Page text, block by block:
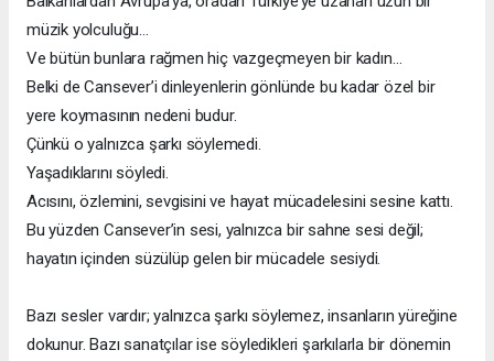
müzik yolculuğu…
Ve bütün bunlara rağmen hiç vazgeçmeyen bir kadın…
Belki de Cansever’i dinleyenlerin gönlünde bu kadar özel bir
yere koymasının nedeni budur.
Çünkü o yalnızca şarkı söylemedi.
Yaşadıklarını söyledi.
Acısını, özlemini, sevgisini ve hayat mücadelesini sesine kattı.
Bu yüzden Cansever’in sesi, yalnızca bir sahne sesi değil;
hayatın içinden süzülüp gelen bir mücadele sesiydi.
Bazı sesler vardır; yalnızca şarkı söylemez, insanların yüreğine
dokunur. Bazı sanatçılar ise söyledikleri şarkılarla bir dönemin